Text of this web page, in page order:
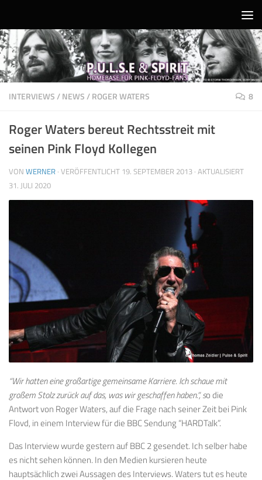
INTERVIEWS/NEWS/ROGER WATERS 8
Roger Waters bereut Rechtsstreit mit
seinen Pink Floyd Kollegen
VON WERNER · VERÖFFENTLICHT 19. SEPTEMBER 2013 · AKTUALISIERT
31. JULI 2020
“Wir hatten eine großartige gemeinsame Karriere. Ich schaue mit
großem Stolz zurück auf das, was wir geschaffen haben.”, so die
Antwort von Roger Waters, auf die Frage nach seiner Zeit bei Pink
Flovd, in einem Interview für die BBC Sendung “HARDTalk”.
Das Interview wurde gestern auf BBC 2 gesendet. Ich selber habe
es nicht sehen können. In den Medien kursieren heute
hauptsächlich zwei Aussagen des Interviews. Waters tut es heute